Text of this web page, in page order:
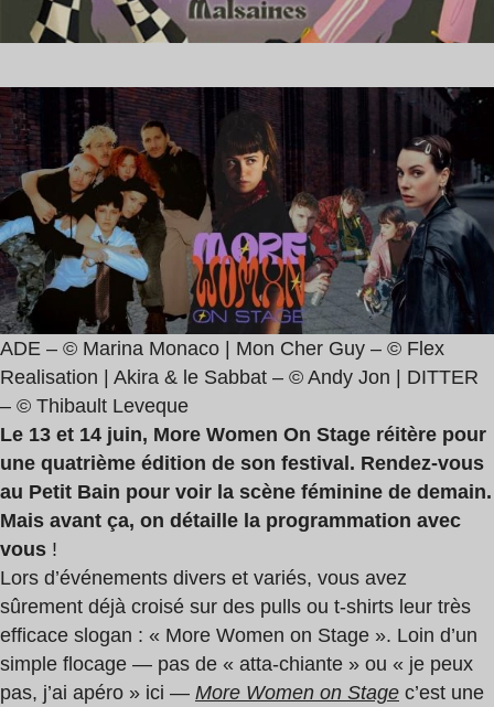
ADE – © Marina Monaco | Mon Cher Guy – © Flex
Realisation | Akira & le Sabbat – © Andy Jon | DITTER
– © Thibault Leveque
Le 13 et 14 juin, More Women On Stage réitère pour
une quatrième édition de son festival. Rendez-vous
au Petit Bain pour voir la scène féminine de demain.
Mais avant ça, on détaille la programmation avec
vous !
Lors d’événements divers et variés, vous avez
sûrement déjà croisé sur des pulls ou t-shirts leur très
efficace slogan : « More Women on Stage ». Loin d’un
simple flocage — pas de « atta-chiante » ou « je peux
pas, j’ai apéro » ici — More Women on Stage c’est une